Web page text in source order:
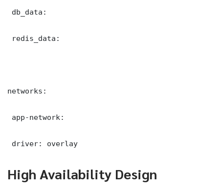
db_data:
redis_data:
networks:
app-network:
driver: overlay
High Availability Design